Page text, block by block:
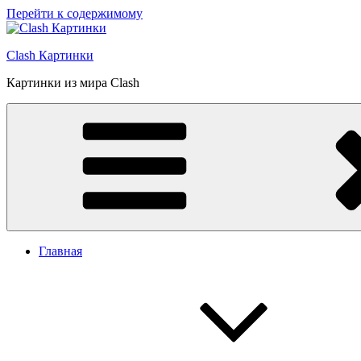
Перейти к содержимому
Clash Картинки
Картинки из мира Clash
Главная